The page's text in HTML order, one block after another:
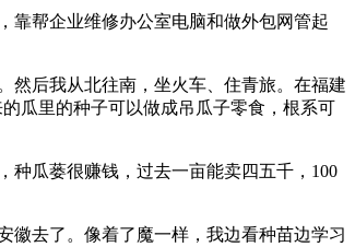
靠帮企业维修办公室电脑和做外包网管起
然后我从北往南，坐火车、住青旅。在福建
瓜里的种子可以做成吊瓜子零食，根系可
种瓜蒌很赚钱，过去一亩能卖四五千，100
徽去了。像着了魔一样，我边看种苗边学习